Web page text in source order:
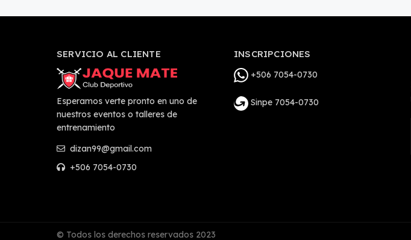
SERVICIO AL CLIENTE
Esperamos verte pronto en uno de
nuestros eventos o talleres de
entrenamiento
dizan99@gmail.com
+506 7054-0730
INSCRIPCIONES
+506 7054-0730
Sinpe 7054-0730
© Todos los derechos reservados 2023